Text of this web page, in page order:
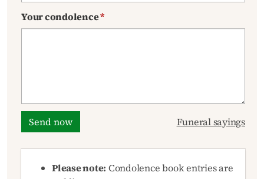
Your condolence*
Send now Funeral sayings
Please note: Condolence book entries are